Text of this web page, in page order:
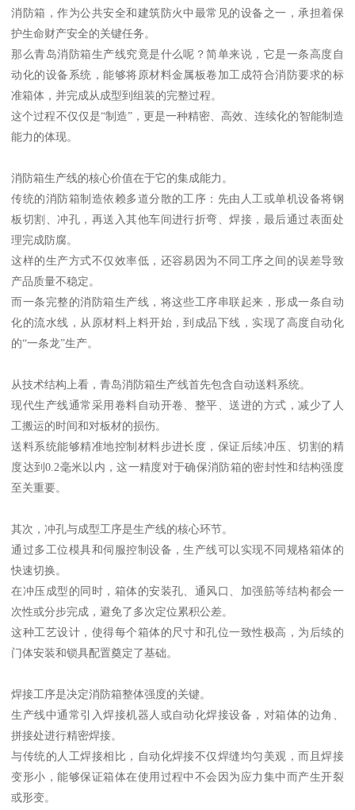
消防箱，作为公共安全和建筑防火中最常见的设备之一，承担着保
护生命财产安全的关键任务。
那么青岛消防箱生产线究竟是什么呢？简单来说，它是一条高度自
动化的设备系统，能够将原材料金属板卷加工成符合消防要求的标
准箱体，并完成从成型到组装的完整过程。
这个过程不仅仅是“制造”，更是一种精密、高效、连续化的智能制造
能力的体现。
消防箱生产线的核心价值在于它的集成能力。
传统的消防箱制造依赖多道分散的工序：先由人工或单机设备将钢
板切割、冲孔，再送入其他车间进行折弯、焊接，最后通过表面处
理完成防腐。
这样的生产方式不仅效率低，还容易因为不同工序之间的误差导致
产品质量不稳定。
而一条完整的消防箱生产线，将这些工序串联起来，形成一条自动
化的流水线，从原材料上料开始，到成品下线，实现了高度自动化
的“一条龙”生产。
从技术结构上看，青岛消防箱生产线首先包含自动送料系统。
现代生产线通常采用卷料自动开卷、整平、送进的方式，减少了人
工搬运的时间和对板材的损伤。
送料系统能够精准地控制材料步进长度，保证后续冲压、切割的精
度达到0.2毫米以内，这一精度对于确保消防箱的密封性和结构强度
至关重要。
其次，冲孔与成型工序是生产线的核心环节。
通过多工位模具和伺服控制设备，生产线可以实现不同规格箱体的
快速切换。
在冲压成型的同时，箱体的安装孔、通风口、加强筋等结构都会一
次性或分步完成，避免了多次定位累积公差。
这种工艺设计，使得每个箱体的尺寸和孔位一致性极高，为后续的
门体安装和锁具配置奠定了基础。
焊接工序是决定消防箱整体强度的关键。
生产线中通常引入焊接机器人或自动化焊接设备，对箱体的边角、
拼接处进行精密焊接。
与传统的人工焊接相比，自动化焊接不仅焊缝均匀美观，而且焊接
变形小，能够保证箱体在使用过程中不会因为应力集中而产生开裂
或形变。